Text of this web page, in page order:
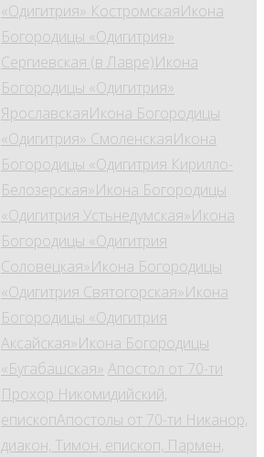
«Одигитрия» КостромскаяИкона
Богородицы «Одигитрия»
Сергиевская (в Лавре)Икона
Богородицы «Одигитрия»
ЯрославскаяИкона Богородицы
«Одигитрия» СмоленскаяИкона
Богородицы «Одигитрия Кирилло-
Белозерская»Икона Богородицы
«Одигитрия Устьнедумская»Икона
Богородицы «Одигитрия
Соловецкая»Икона Богородицы
«Одигитрия Святогорская»Икона
Богородицы «Одигитрия
Аксайская»Икона Богородицы
«Бугабашская» Апостол от 70-ти
Прохор Никомидийский,
епископАпостолы от 70-ти Никанор,
диакон, Тимон, епископ, Пармен,